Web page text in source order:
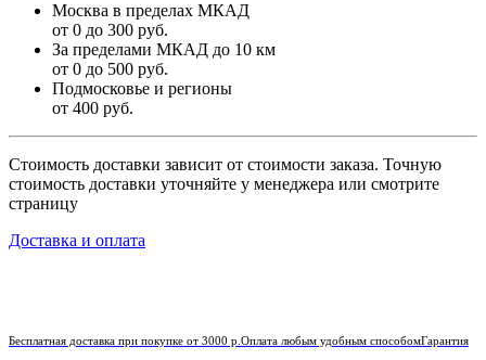
Москва в пределах МКАД
от 0 до 300 руб.
За пределами МКАД до 10 км
от 0 до 500 руб.
Подмосковье и регионы
от 400 руб.
Стоимость доставки зависит от стоимости заказа. Точную
стоимость доставки уточняйте у менеджера или смотрите
страницу
Доставка и оплата
Бесплатная доставка при покупке от 3000 р. Оплата любым удобным способомГарантия